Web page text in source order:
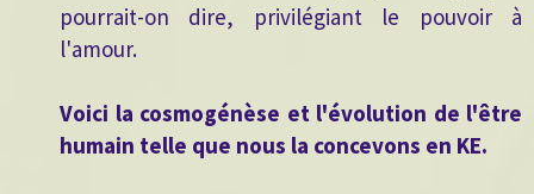
pourrait-on dire, privilégiant le pouvoir à
l'amour.
Voici la cosmogénèse et l'évolution de l'être
humain telle que nous la concevons en KE.